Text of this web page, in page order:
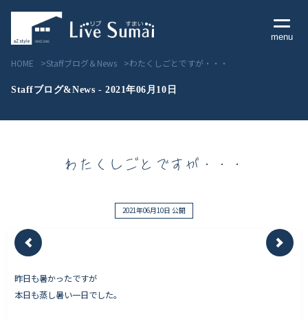
menu
Livesumai 住宅標準性能
Livesumai 保証について
見学会／モデルハウス情報
物件情報
HOME Staffブログ＆News わたくしごとですが・・・
Staffブログ&News - 2021年06月10日
わたくしごとですが・・・
2021年06月10日 公開
昨日も暑かったですが
本日も蒸し暑い一日でした。